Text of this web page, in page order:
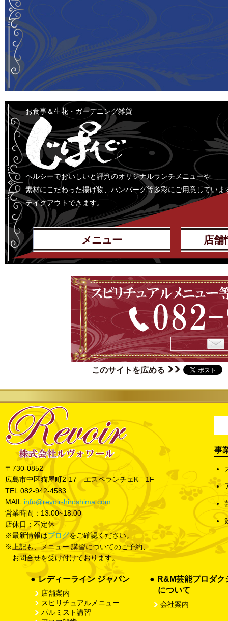
お食事＆生花・ガーデニング雑貨
ヘルシーでおいしいと評判のオリジナルランチメニューや
素材にこだわった揚げ物、ハンバーグ等多彩にご用意していま
テイクアウトできます。
メニュー 店舗
このサイトを広める
〒730-0852
広島市中区猫屋町2-17 エスペランチェK 1F
TEL:082-942-4583
MAIL:info@revoir-hiroshima.com
営業時間：13:00~18:00
店休日：不定休
※最新情報はブログをご確認ください。
※上記も、メニュー 講習についてのご予約、
お問合せを受け付けております。
事
レディーライン ジャパン
店舗案内
スピリチュアルメニュー
パルミスト講習
R&M芸能プロダク
について
会社案内